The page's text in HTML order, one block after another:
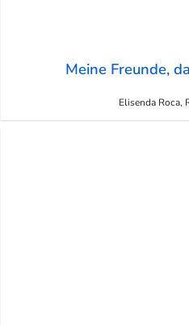
Meine Freunde,
Elisenda Roca,